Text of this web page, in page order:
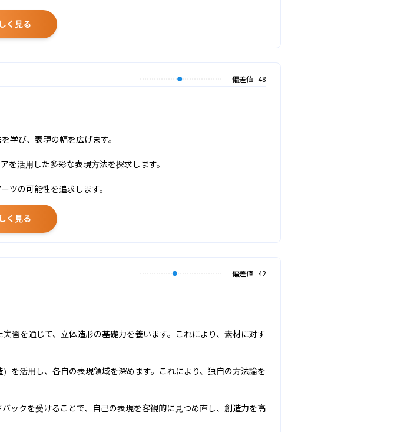
く見る
偏差値 48
学び、表現の幅を広げます。
を活用した多彩な表現方法を探求します。
ツの可能性を追求します。
く見る
偏差値 42
習を通じて、立体造形の基礎力を養います。これにより、素材に対す
を活用し、各自の表現領域を深めます。これにより、独自の方法論を
ックを受けることで、自己の表現を客観的に見つめ直し、創造力を高